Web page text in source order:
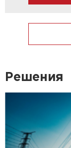
Решения